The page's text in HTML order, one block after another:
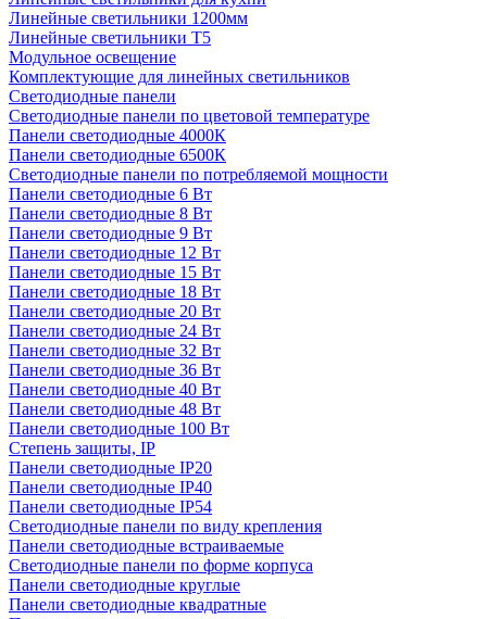
Линейные светильники 1200мм
Линейные светильники Т5
Модульное освещение
Комплектующие для линейных светильников
Светодиодные панели
Светодиодные панели по цветовой температуре
Панели светодиодные 4000К
Панели светодиодные 6500К
Светодиодные панели по потребляемой мощности
Панели светодиодные 6 Вт
Панели светодиодные 8 Вт
Панели светодиодные 9 Вт
Панели светодиодные 12 Вт
Панели светодиодные 15 Вт
Панели светодиодные 18 Вт
Панели светодиодные 20 Вт
Панели светодиодные 24 Вт
Панели светодиодные 32 Вт
Панели светодиодные 36 Вт
Панели светодиодные 40 Вт
Панели светодиодные 48 Вт
Панели светодиодные 100 Вт
Степень защиты, IP
Панели светодиодные IP20
Панели светодиодные IP40
Панели светодиодные IP54
Светодиодные панели по виду крепления
Панели светодиодные встраиваемые
Светодиодные панели по форме корпуса
Панели светодиодные круглые
Панели светодиодные квадратные